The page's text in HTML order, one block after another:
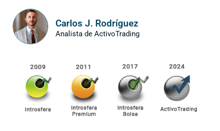
Carlos J. Rodríguez
Analista de ActivoTrading